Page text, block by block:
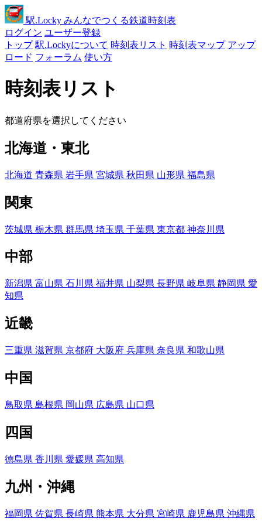
駅.Locky みんなでつくる鉄道時刻表
ログイン ユーザー登録
トップ 駅.Lockyについて 時刻表リスト 時刻表マップ アップ
ロード フォーラム 使い方
時刻表リスト
都道府県を選択してください
北海道・東北
北海道 青森県 岩手県 宮城県 秋田県 山形県 福島県
関東
茨城県 栃木県 群馬県 埼玉県 千葉県 東京都 神奈川県
中部
新潟県 富山県 石川県 福井県 山梨県 長野県 岐阜県 静岡県 愛
知県
近畿
三重県 滋賀県 京都府 大阪府 兵庫県 奈良県 和歌山県
中国
鳥取県 島根県 岡山県 広島県 山口県
四国
徳島県 香川県 愛媛県 高知県
九州・沖縄
福岡県 佐賀県 長崎県 熊本県 大分県 宮崎県 鹿児島県 沖縄県